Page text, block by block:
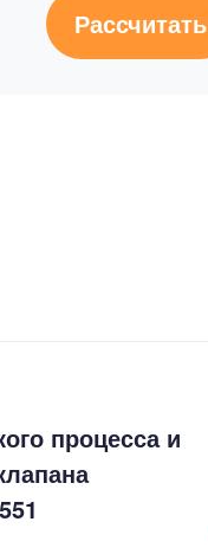
Рассчитать
процесса и